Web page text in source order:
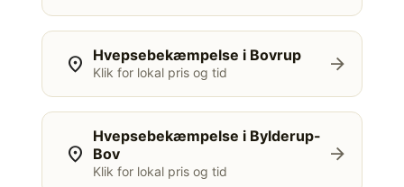
location_on Hvepsebekæmpelse i Bovrup
Klik for lokal pris og tid arrow_forward
location_on
Hvepsebekæmpelse i Bylderup-
Bov
Klik for lokal pris og tid
arrow_forward